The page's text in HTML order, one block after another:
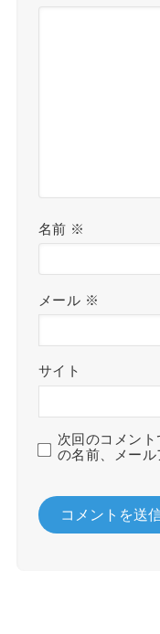
名前 ※
メール ※
サイト
次回のコメン
の名前、メール